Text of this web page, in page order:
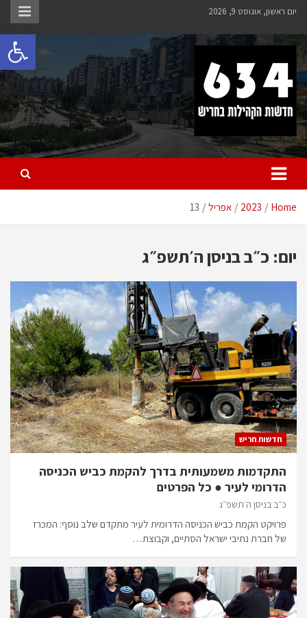
Skip
content
יום ראשון, אוגוסט 9, 2026
חריש 634
חדשות הקהילות בחריש
Home
2023 אפריל 13
יום: כ״ב בניסן ה׳תשפ״ג
חדשות חריש
התקדמות משמעותית בדרך להקמת כביש הכניסה
הדרומי לעיר ● כל הפרטים
כ״ב בניסן ה׳תשפ״ג
פרויקט הקמת כביש הכניסה הדרומית לעיר מתקדם שלב נוסף: המכרז
של חברת נתיבי ישראל הסתיים, וקבוצת…